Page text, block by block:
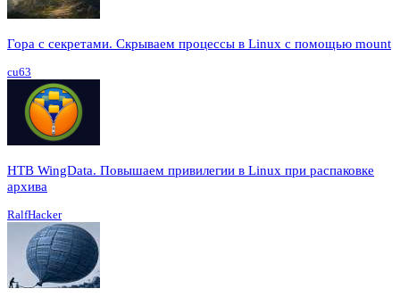
Гора с секретами. Скрываем процессы в Linux c помощью mount
cu63
HTB WingData. Повышаем привилегии в Linux при распаковке
архива
RalfHacker